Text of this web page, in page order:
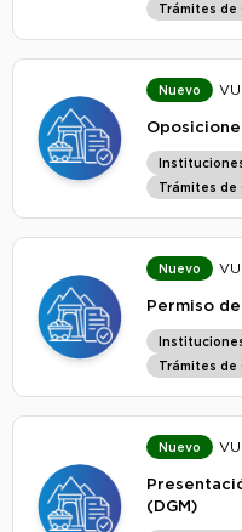
Trámites de
Nuevo
Trámites de
Nuevo
Permiso
Trámites de
Nuevo
(DGM)